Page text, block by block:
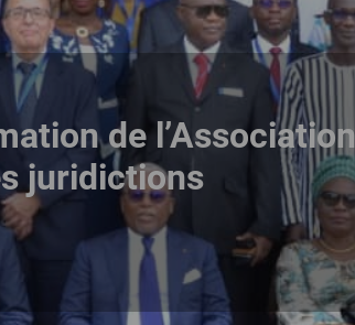
de l’Association
juridictions